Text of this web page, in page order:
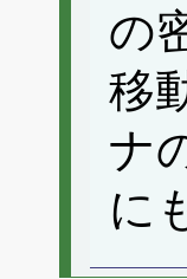
の
移
ナ
に